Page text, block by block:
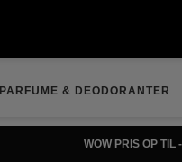
PARFUME & DEODORANTER
WOW PRIS OP TIL